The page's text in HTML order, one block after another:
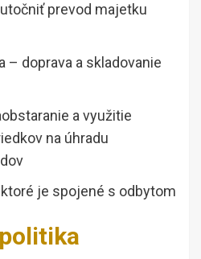
prevod majetku
doprava a skladovanie
a využitie
na úhradu
je spojené s odbytom